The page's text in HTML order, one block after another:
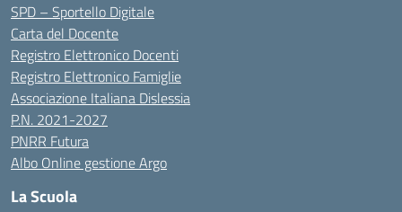
SPD – Sportello Digitale
Carta del Docente
Registro Elettronico Docenti
Registro Elettronico Famiglie
Associazione Italiana Dislessia
P.N. 2021-2027
PNRR Futura
Albo Online gestione Argo
La Scuola